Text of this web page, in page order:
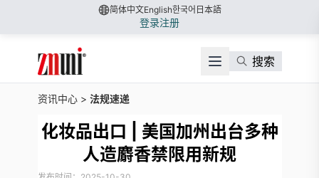
简体中文English한국어 日本語
登录注册
搜索
资讯中心 > 法规速递
化妆品出口 | 美国加州出台多种
人造麝香禁限用新规